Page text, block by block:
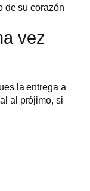
de su corazón
vez
la entrega a
al prójimo, si